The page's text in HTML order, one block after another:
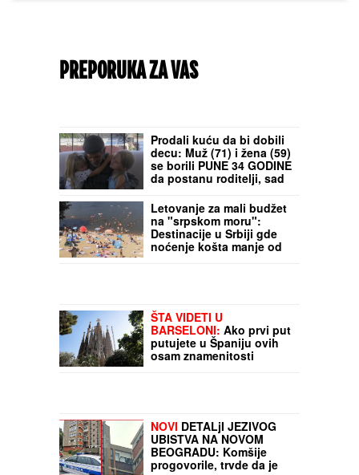
PREPORUKA ZA VAS
Prodali kuću da bi dobili
decu: Muž (71) i žena (59)
se borili PUNE 34 GODINE
da postanu roditelji, sad
noćenje košta manje od
20 evra, a kompletan
ručak oko 10